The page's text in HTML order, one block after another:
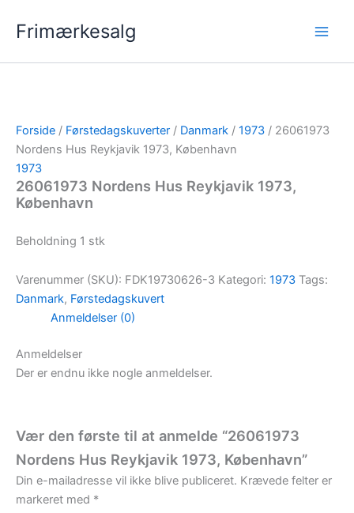
Frimærkesalg
Forside / Førstedagskuverter / Danmark / 1973 / 26061973
Nordens Hus Reykjavik 1973, København
1973
26061973 Nordens Hus Reykjavik 1973,
København
Beholdning 1 stk
Varenummer (SKU): FDK19730626-3 Kategori: 1973 Tags:
Danmark, Førstedagskuvert
Anmeldelser (0)
Anmeldelser
Der er endnu ikke nogle anmeldelser.
Vær den første til at anmelde “26061973
Nordens Hus Reykjavik 1973, København”
Din e-mailadresse vil ikke blive publiceret. Krævede felter er
markeret med *